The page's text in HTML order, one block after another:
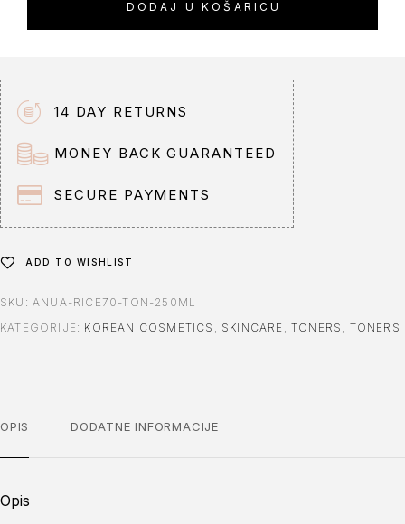
DODAJ U KOŠARICU
a
t
i
v
e
:
14 DAY RETURNS
MONEY BACK GUARANTEED
SECURE PAYMENTS
ADD TO WISHLIST
SKU: ANUA-RICE70-TON-250ML
KATEGORIJE: KOREAN COSMETICS , SKINCARE ,TONERS , TONERS
OPIS DODATNE INFORMACIJE
Opis